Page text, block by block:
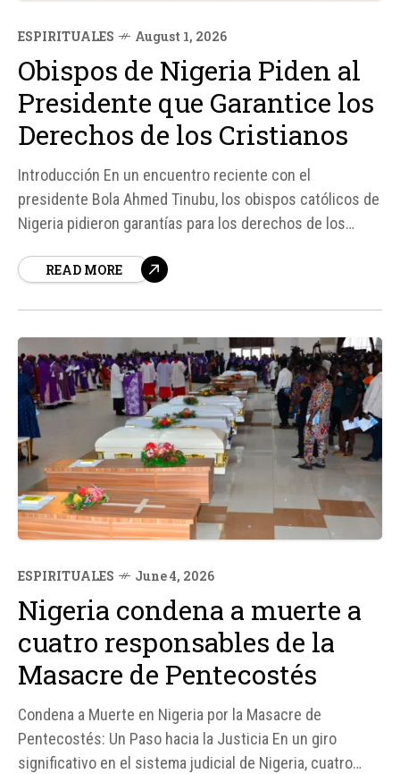
ESPIRITUALES August 1, 2026
Obispos de Nigeria Piden al
Presidente que Garantice los
Derechos de los Cristianos
Introducción En un encuentro reciente con el
presidente Bola Ahmed Tinubu, los obispos católicos de
Nigeria pidieron garantías para los derechos de los
Fides. Esta solicitud se produce en un contexto de
READ MORE
ESPIRITUALES June 4, 2026
Nigeria condena a muerte a
cuatro responsables de la
Masacre de Pentecostés
Condena a Muerte en Nigeria por la Masacre de
Pentecostés: Un Paso hacia la Justicia En un giro
significativo en el sistema judicial de Nigeria, cuatro